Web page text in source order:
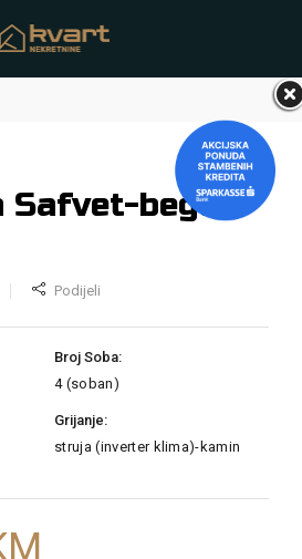
Safvet-bega
Podijeli
Broj Soba:
4 (soban)
Grijanje:
struja (inverter klima)-kamin